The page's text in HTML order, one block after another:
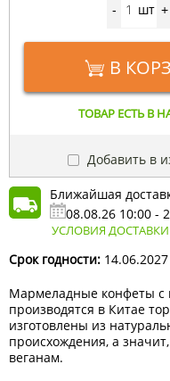
- шт +
В
ТОВАР ЕСТЬ В
Добавить в
Ближайшая
08.08.26 10:00 -
УСЛОВИЯ
Срок годности: 14.06.2027
Мармеладные конфеты с
производятся в Китае
изготовлены из
происхождения, а
веганам.